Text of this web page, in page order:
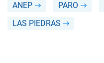
ANEP PARO
LAS PIEDRAS